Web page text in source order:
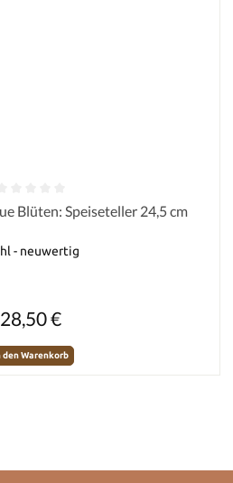
von 0 von 5 Sternen
Blüten: Speiseteller 24,5 cm
- neuwertig
28,50 €
den Warenkorb